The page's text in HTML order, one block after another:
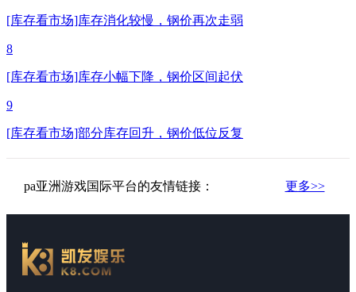
[库存看市场]库存消化较慢，钢价再次走弱
8
[库存看市场]库存小幅下降，钢价区间起伏
9
[库存看市场]部分库存回升，钢价低位反复
pa亚洲游戏国际平台的友情链接： 更多>>